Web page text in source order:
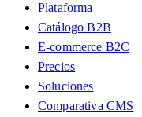
Plataforma
Catálogo B2B
E-commerce B2C
Precios
Soluciones
Comparativa CMS